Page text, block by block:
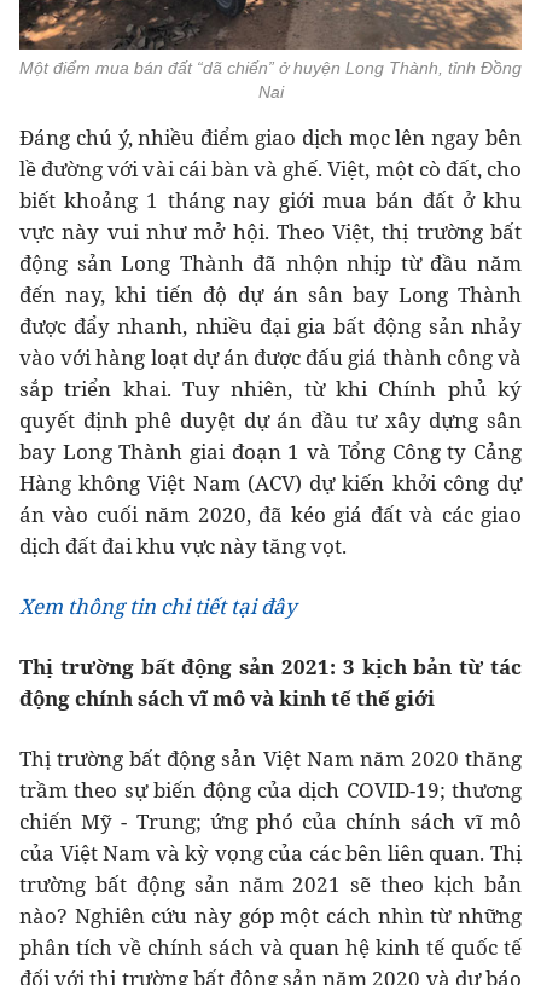
Một điểm mua bán đất “dã chiến” ở huyện Long Thành, tỉnh Đồng
Nai
Đáng chú ý, nhiều điểm giao dịch mọc lên ngay bên
lề đường với vài cái bàn và ghế. Việt, một cò đất, cho
biết khoảng 1 tháng nay giới mua bán đất ở khu
vực này vui như mở hội. Theo Việt, thị trường bất
động sản Long Thành đã nhộn nhịp từ đầu năm
đến nay, khi tiến độ dự án sân bay Long Thành
được đẩy nhanh, nhiều đại gia bất động sản nhảy
vào với hàng loạt dự án được đấu giá thành công và
sắp triển khai. Tuy nhiên, từ khi Chính phủ ký
quyết định phê duyệt dự án đầu tư xây dựng sân
bay Long Thành giai đoạn 1 và Tổng Công ty Cảng
Hàng không Việt Nam (ACV) dự kiến khởi công dự
án vào cuối năm 2020, đã kéo giá đất và các giao
dịch đất đai khu vực này tăng vọt.
Xem thông tin chi tiết tại đây
Thị trường bất động sản 2021: 3 kịch bản từ tác
động chính sách vĩ mô và kinh tế thế giới
Thị trường bất động sản Việt Nam năm 2020 thăng
trầm theo sự biến động của dịch COVID-19; thương
chiến Mỹ - Trung; ứng phó của chính sách vĩ mô
của Việt Nam và kỳ vọng của các bên liên quan. Thị
trường bất động sản năm 2021 sẽ theo kịch bản
nào? Nghiên cứu này góp một cách nhìn từ những
phân tích về chính sách và quan hệ kinh tế quốc tế
đối với thị trường bất động sản năm 2020 và dự báo